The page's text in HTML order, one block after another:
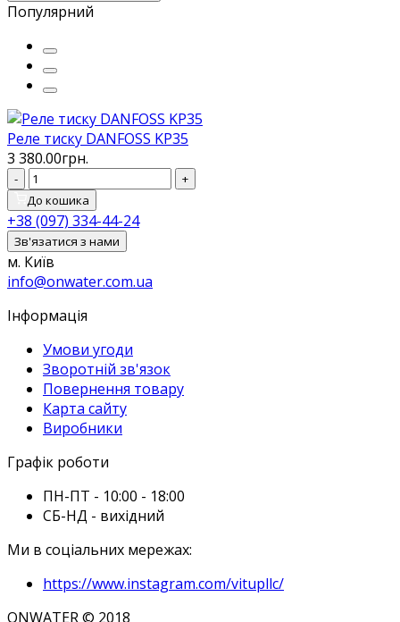
Популярний
Реле тиску DANFOSS KP35
3 380.00грн.
-
+
До кошика
+38 (097) 334-44-24
Зв'язатися з нами
м. Київ
info@onwater.com.ua
Інформація
Умови угоди
Зворотній зв'язок
Повернення товару
Карта сайту
Виробники
Графік роботи
ПН-ПТ - 10:00 - 18:00
СБ-НД - вихідний
Ми в соціальних мережах:
https://www.instagram.com/vitupllc/
ONWATER © 2018